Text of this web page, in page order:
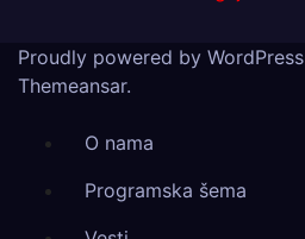
Proudly powered by WordPress
Themeansar.
O nama
Programska šema